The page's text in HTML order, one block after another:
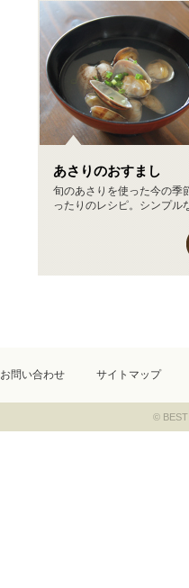
あさりのおすまし
旬のあさりを使った今の季
ったりのレシピ。シンプル
お問い合わせ サイトマップ
© BEST